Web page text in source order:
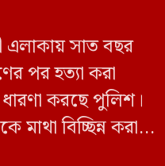
এলাকায় সাত বছর
পর হত্যা করা
করছে পুলিশ।
বিচ্ছিন্ন করা